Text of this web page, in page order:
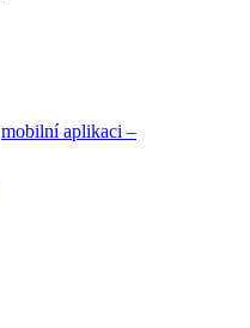
mobilní aplikaci –